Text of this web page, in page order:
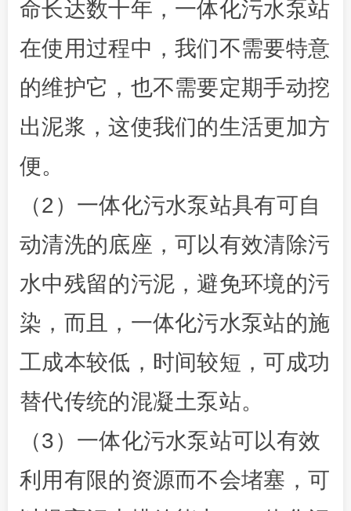
命长达数十年，一体化污水泵站
在使用过程中，我们不需要特意
的维护它，也不需要定期手动挖
出泥浆，这使我们的生活更加方
便。
（2）一体化污水泵站具有可自
动清洗的底座，可以有效清除污
水中残留的污泥，避免环境的污
染，而且，一体化污水泵站的施
工成本较低，时间较短，可成功
替代传统的混凝土泵站。
（3）一体化污水泵站可以有效
利用有限的资源而不会堵塞，可